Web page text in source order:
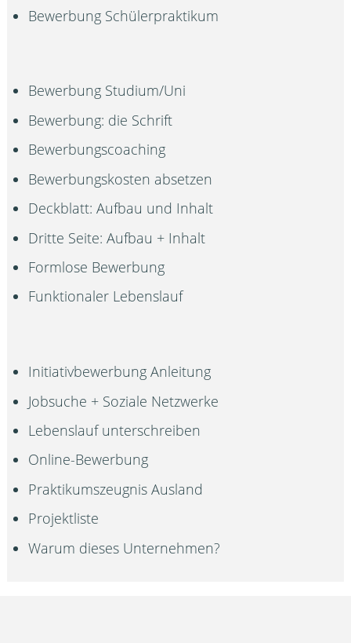
Bewerbung Schülerpraktikum
Bewerbung Studium/Uni
Bewerbung: die Schrift
Bewerbungscoaching
Bewerbungskosten absetzen
Deckblatt: Aufbau und Inhalt
Dritte Seite: Aufbau + Inhalt
Formlose Bewerbung
Funktionaler Lebenslauf
Initiativbewerbung Anleitung
Jobsuche + Soziale Netzwerke
Lebenslauf unterschreiben
Online-Bewerbung
Praktikumszeugnis Ausland
Projektliste
Warum dieses Unternehmen?